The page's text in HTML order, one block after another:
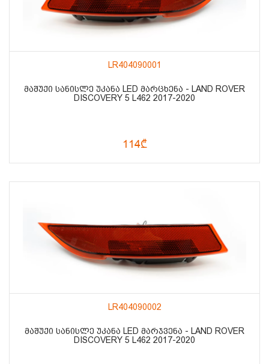
LR404090001
ᲛᲐᲨᲣᲥᲘ ᲡᲐᲜᲘᲡᲚᲔ ᲣᲙᲐᲜᲐ LED ᲛᲐᲠᲪᲮᲔᲜᲐ - LAND ROVER
DISCOVERY 5 L462 2017-2020
114₾
LR404090002
ᲛᲐᲨᲣᲥᲘ ᲡᲐᲜᲘᲡᲚᲔ ᲣᲙᲐᲜᲐ LED ᲛᲐᲠᲯᲕᲔᲜᲐ - LAND ROVER
DISCOVERY 5 L462 2017-2020